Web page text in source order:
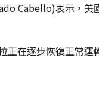
Cabello)表示，
正在逐步恢復正常